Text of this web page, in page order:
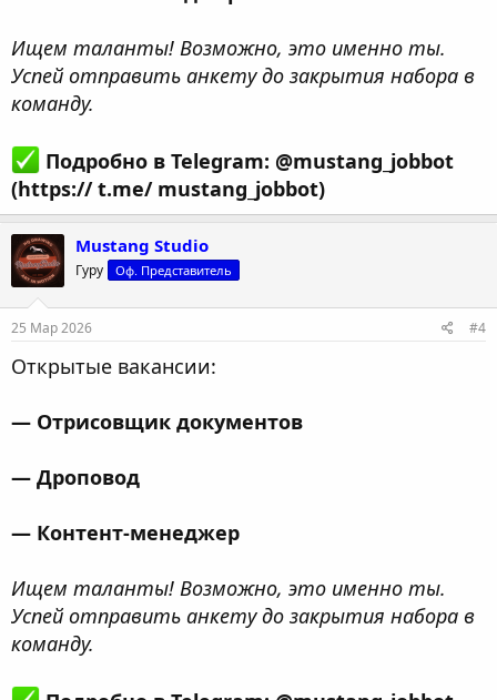
Ищем таланты! Возможно, это именно ты.
Успей отправить анкету до закрытия набора в
команду.
Подробно в Telegram: @mustang_jobbot
(https:// t.me/ mustang_jobbot)
Mustang Studio
Гуру Оф. Представитель
25 Мар 2026 #4
Открытые вакансии:
— Отрисовщик документов
— Дроповод
— Контент-менеджер
Ищем таланты! Возможно, это именно ты.
Успей отправить анкету до закрытия набора в
команду.